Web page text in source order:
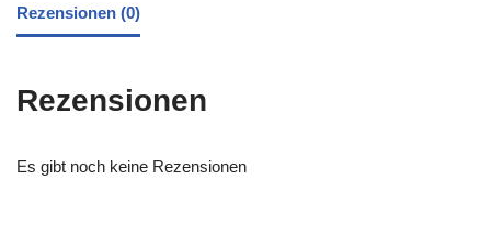
Rezensionen (0)
Rezensionen
Es gibt noch keine Rezensionen